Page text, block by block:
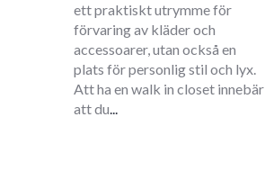
ett praktiskt utrymme för
förvaring av kläder och
accessoarer, utan också en
plats för personlig stil och lyx.
Att ha en walk in closet innebär
att du...